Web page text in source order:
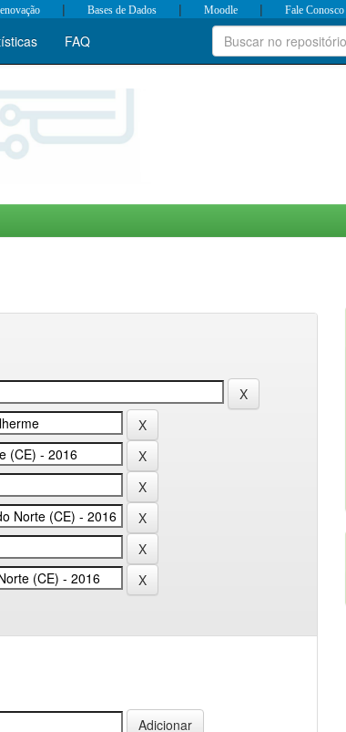
| Bases de Dados | Moodle | Fale Conosco
FAQ